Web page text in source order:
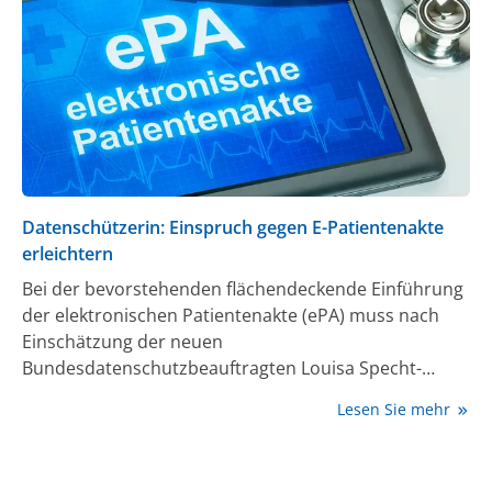
könnte zudem sinnvoll sein, wie Dr. Elisa Sala, Ulm,
auf dem 9th Congress on Controversies in Stem Cell
Transplantation and Cellular Therapies (COSTEM) in
Berlin erläuterte.
Datenschützerin: Einspruch gegen E-Patientenakte
erleichtern
Bei der bevorstehenden flächendeckende Einführung
der elektronischen Patientenakte (ePA) muss nach
Einschätzung der neuen
Bundesdatenschutzbeauftragten Louisa Specht-
werden. In einem Interview mit der Zeitschrift „c't“
Lesen Sie mehr